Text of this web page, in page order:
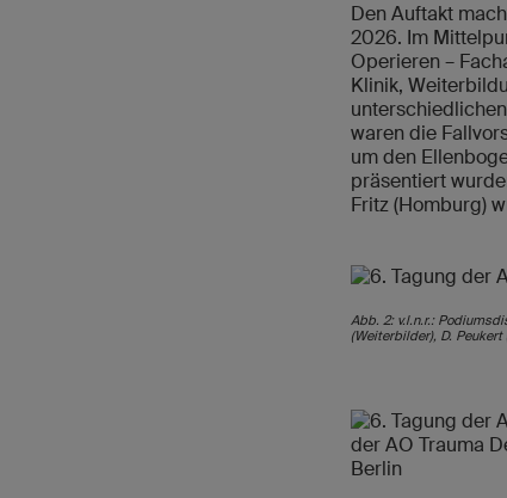
Den Auftakt
2026. Im
Operieren –
Klinik,
waren die
um den
präsentiert
Fritz (Homburg)
Abb. 2: v.l.n.r.:
(Weiterbilder), D.